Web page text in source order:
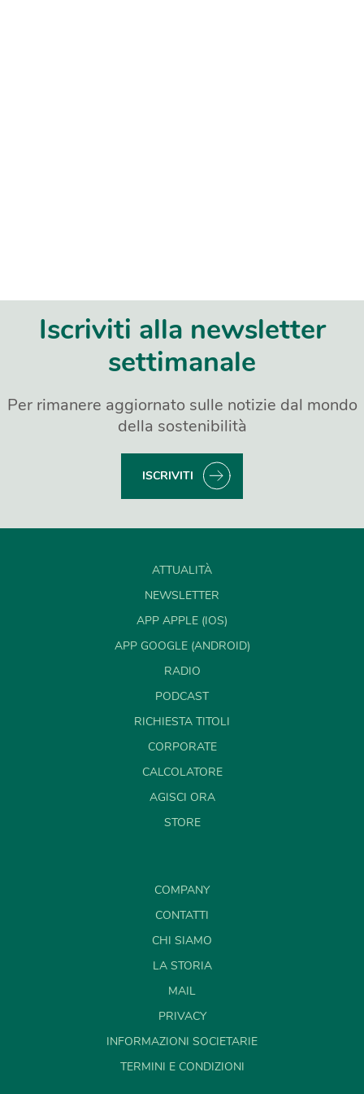
Iscriviti alla newsletter
settimanale
Per rimanere aggiornato sulle notizie dal mondo
della sostenibilità
ISCRIVITI
ATTUALITÀ
NEWSLETTER
APP APPLE (IOS)
APP GOOGLE (ANDROID)
RADIO
PODCAST
RICHIESTA TITOLI
CORPORATE
CALCOLATORE
AGISCI ORA
STORE
COMPANY
CONTATTI
CHI SIAMO
LA STORIA
MAIL
PRIVACY
INFORMAZIONI SOCIETARIE
TERMINI E CONDIZIONI